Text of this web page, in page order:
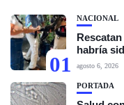
01
NACIONAL
habría
agosto 6, 2026
PORTADA